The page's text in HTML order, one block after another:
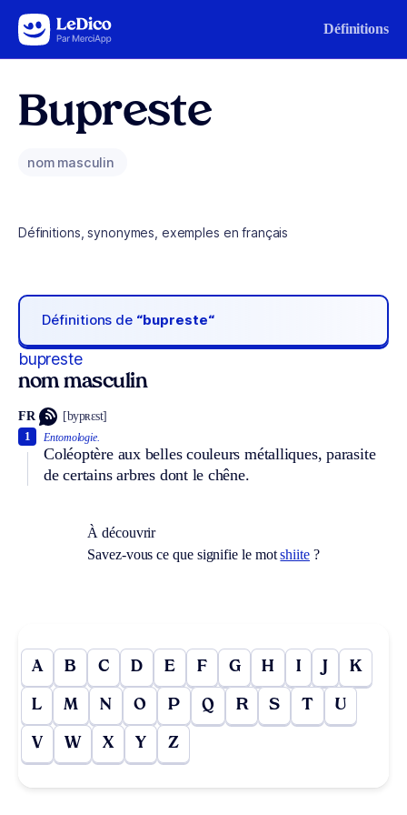
Aller au contenu Définitions
Bupreste
nom masculin
Définitions, synonymes, exemples en français
Définitions de “bupreste“
bupreste
nom masculin
FR [bypʀɛst]
Entomologie.
Coléoptère aux belles couleurs métalliques, parasite
de certains arbres dont le chêne.
1
À découvrir
Savez-vous ce que signifie le motshiite?
A B C D E F G H I J K
L M N O P Q R S T U
V W X Y Z